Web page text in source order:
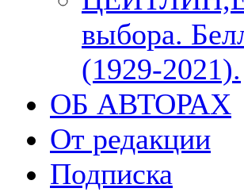
выбора.
(1929-2021).
ОБ АВТОРАХ
От редакции
Подписка